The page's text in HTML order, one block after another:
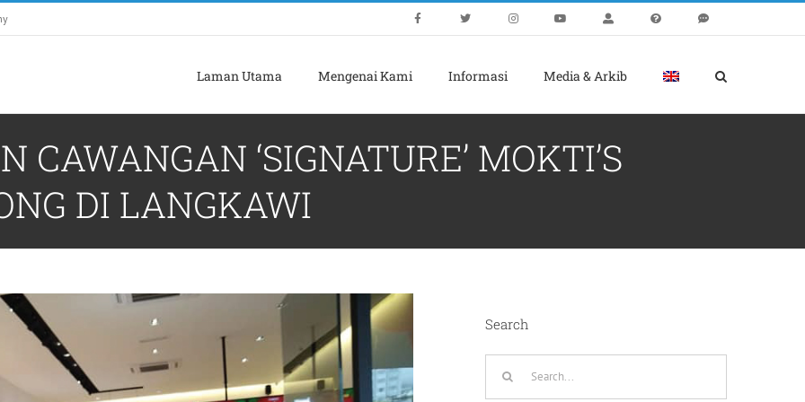
Laman Utama Mengenai Kami Informasi Media & Arkib
‘SIGNATURE’ MOKTI’S
DI LANGKAWI
Search